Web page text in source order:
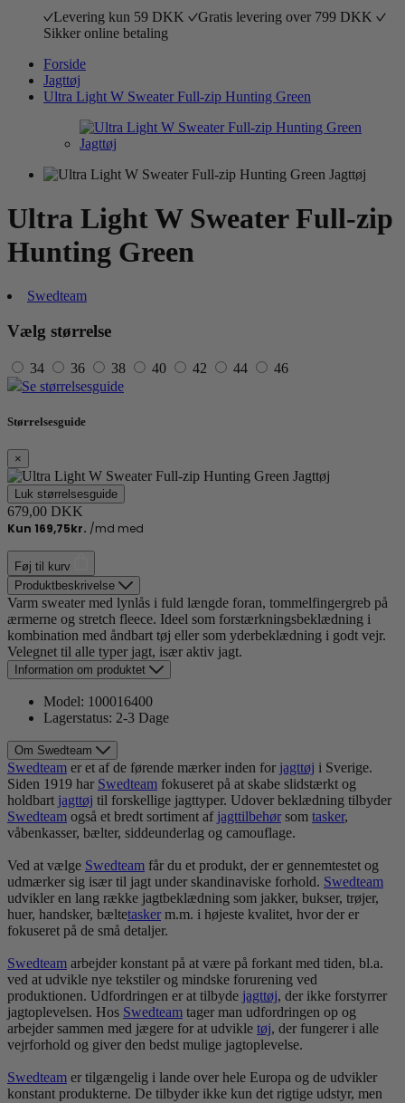
Levering kun 59 DKK
Gratis levering over 799 DKK
Sikker online betaling
Forside
Jagttøj
Ultra Light W Sweater Full-zip Hunting Green
Ultra Light W Sweater Full-zip
Hunting Green
Swedteam
Vælg størrelse
34 36 38 40 42 44
46
Se størrelsesguide
Størrelsesguide
×
Luk størrelsesguide
679,00 DKK
Føj til kurv
Produktbeskrivelse
Varm sweater med lynlås i fuld længde foran, tommelfingergreb på
ærmerne og stretch fleece. Ideel som forstærkningsbeklædning i
kombination med åndbart tøj eller som yderbeklædning i godt vejr.
Velegnet til alle typer jagt, især aktiv jagt.
Information om produktet
Model: 100016400
Lagerstatus: 2-3 Dage
Om Swedteam
Swedteam er et af de førende mærker inden for jagttøj i Sverige.
Siden 1919 har Swedteam fokuseret på at skabe slidstærkt og
holdbart jagttøj til forskellige jagttyper. Udover beklædning tilbyder
Swedteam også et bredt sortiment af jagttilbehør som tasker,
våbenkasser, bælter, siddeunderlag og camouflage.
Ved at vælge Swedteam får du et produkt, der er gennemtestet og
udmærker sig især til jagt under skandinaviske forhold. Swedteam
udvikler en lang række jagtbeklædning som jakker, bukser, trøjer,
huer, handsker, bæltetasker m.m. i højeste kvalitet, hvor der er
fokuseret på de små detaljer.
Swedteam arbejder konstant på at være på forkant med tiden, bl.a.
ved at udvikle nye tekstiler og mindske forurening ved
produktionen. Udfordringen er at tilbyde jagttøj, der ikke forstyrrer
jagtoplevelsen. Hos Swedteam tager man udfordringen op og
arbejder sammen med jægere for at udvikle tøj, der fungerer i alle
vejrforhold og giver den bedst mulige jagtoplevelse.
Swedteam er tilgængelig i lande over hele Europa og de udvikler
konstant produkterne. De tilbyder ikke kun det rigtige udstyr, men